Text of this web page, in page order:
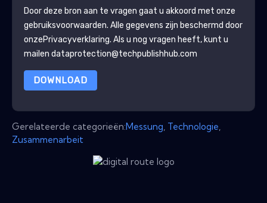
Door deze bron aan te vragen gaat u akkoord met onze
gebruiksvoorwaarden. Alle gegevens zijn beschermd door
onzePrivacyverklaring. Als u nog vragen heeft, kunt u
mailen dataprotection@techpublishhub.com
DOWNLOAD
Gerelateerde categorieën:Messung Technologie
Zusammenarbeit